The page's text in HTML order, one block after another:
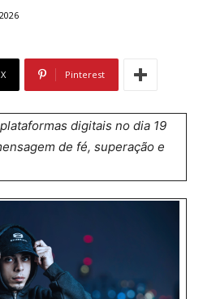
X Pinterest
digitais no dia 19
de fé, superação e